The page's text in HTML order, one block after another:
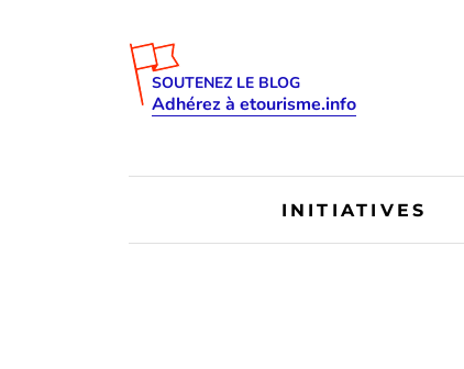
SOUTENEZ LE BLOG
Adhérez à etourisme.info
INITIATIVES